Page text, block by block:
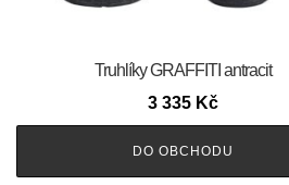
Truhlíky GRAFFITI antracit
3 335 Kč
DO OBCHODU